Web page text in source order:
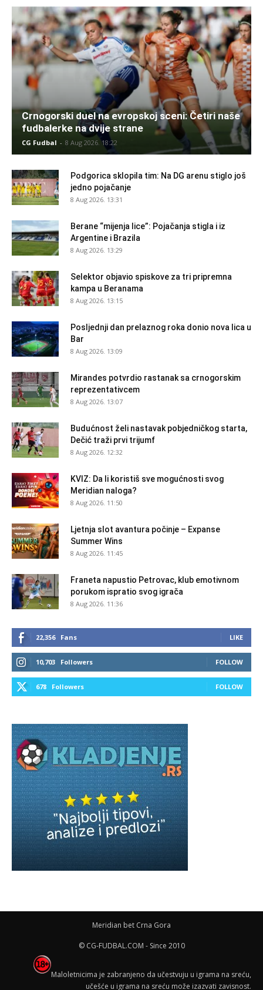
Crnogorski duel na evropskoj sceni: Četiri naše
fudbalerke na dvije strane
CG Fudbal - 8 Aug 2026. 18:22
Podgorica sklopila tim: Na DG arenu stiglo još
jedno pojačanje
8 Aug 2026. 13:31
Berane “mijenja lice”: Pojačanja stigla i iz
Argentine i Brazila
8 Aug 2026. 13:29
Selektor objavio spiskove za tri pripremna
kampa u Beranama
8 Aug 2026. 13:15
Posljednji dan prelaznog roka donio nova lica u
Bar
8 Aug 2026. 13:09
Mirandes potvrdio rastanak sa crnogorskim
reprezentativcem
8 Aug 2026. 13:07
Budućnost želi nastavak pobjedničkog starta,
Dečić traži prvi trijumf
8 Aug 2026. 12:32
KVIZ: Da li koristiš sve mogućnosti svog
Meridian naloga?
8 Aug 2026. 11:50
Ljetnja slot avantura počinje – Expanse
Summer Wins
8 Aug 2026. 11:45
Franeta napustio Petrovac, klub emotivnom
porukom ispratio svog igrača
8 Aug 2026. 11:36
22,356 Fans LIKE
10,703 Followers FOLLOW
678 Followers FOLLOW
Meridian bet Crna Gora
© CG-FUDBAL.COM - Since 2010
Maloletnicima je zabranjeno da učestvuju u igrama na sreću,
učešće u igrama na sreću može izazvati zavisnost.